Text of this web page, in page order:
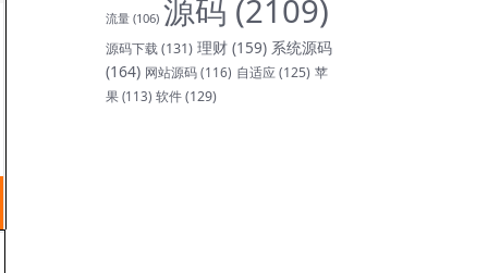
流量 (106) 源码 (2109)
源码下载(131) 理财 (159) 系统源码
(164) 网站源码(116) 自适应(125) 苹
果 (113) 软件(129)